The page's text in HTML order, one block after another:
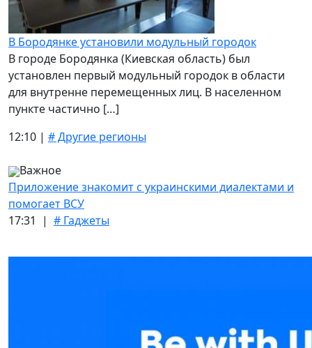
В Бородянке установили модульный городок
В городе Бородянка (Киевская область) был
установлен первый модульный городок в области
для внутренне перемещенных лиц. В населенном
пункте частично […]
12:10 | # Другие регионы
Важное
Приложение знакомит с украинскими диалектами и
помогает ВСУ
17:31 | # Гаджеты